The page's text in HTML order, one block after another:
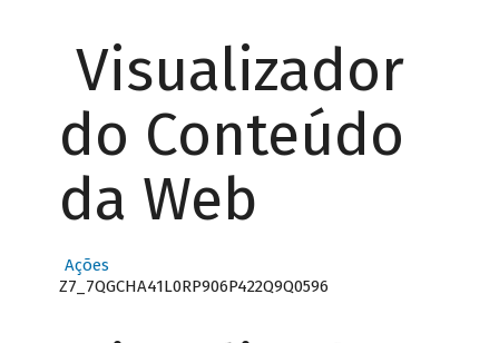
Visualizador
do Conteúdo
da Web
Ações
Z7_7QGCHA41L0RP906P422Q9Q0596